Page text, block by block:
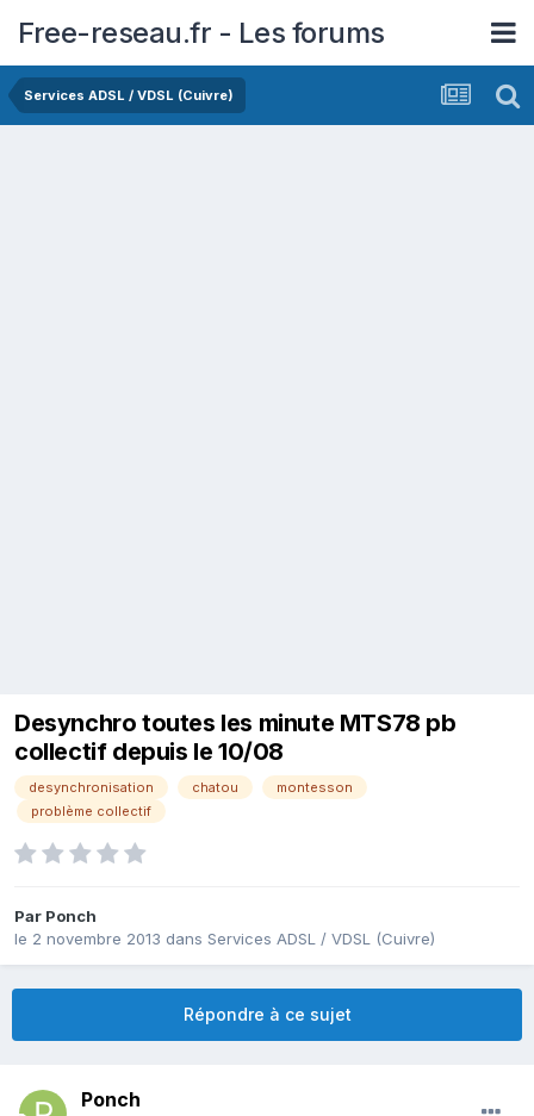
Free-reseau.fr - Les forums
Services ADSL / VDSL (Cuivre)
Desynchro toutes les minute MTS78 pb
collectif depuis le 10/08
desynchronisation chatou
montesson
problème collectif
Par Ponch
le 2 novembre 2013 dans Services ADSL / VDSL (Cuivre)
Répondre à ce sujet
Ponch